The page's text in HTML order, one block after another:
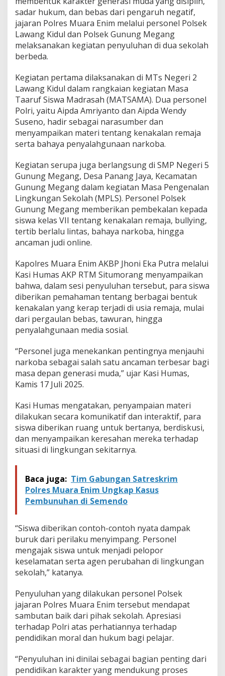
c
a
r
k
a
n
y
u
l
u
h
a
n
e
n
a
k
a
l
a
R
a
j
a
sadar hukum, dan bebas dari pengaruh negatif,
jajaran Polres Muara Enim melalui personel Polsek
Lawang Kidul dan Polsek Gunung Megang
melaksanakan kegiatan penyuluhan di dua sekolah
berbeda.
Kegiatan pertama dilaksanakan di MTs Negeri 2
Lawang Kidul dalam rangkaian kegiatan Masa
Taaruf Siswa Madrasah (MATSAMA). Dua personel
Polri, yaitu Aipda Amriyanto dan Aipda Wendy
Suseno, hadir sebagai narasumber dan
menyampaikan materi tentang kenakalan remaja
serta bahaya penyalahgunaan narkoba.
Kegiatan serupa juga berlangsung di SMP Negeri 5
Gunung Megang, Desa Panang Jaya, Kecamatan
Gunung Megang dalam kegiatan Masa Pengenalan
Lingkungan Sekolah (MPLS). Personel Polsek
Gunung Megang memberikan pembekalan kepada
siswa kelas VII tentang kenakalan remaja, bullying,
tertib berlalu lintas, bahaya narkoba, hingga
ancaman judi online.
Kapolres Muara Enim AKBP Jhoni Eka Putra melalui
Kasi Humas AKP RTM Situmorang menyampaikan
bahwa, dalam sesi penyuluhan tersebut, para siswa
diberikan pemahaman tentang berbagai bentuk
kenakalan yang kerap terjadi di usia remaja, mulai
dari pergaulan bebas, tawuran, hingga
penyalahgunaan media sosial.
“Personel juga menekankan pentingnya menjauhi
narkoba sebagai salah satu ancaman terbesar bagi
masa depan generasi muda,” ujar Kasi Humas,
Kamis 17 Juli 2025.
Kasi Humas mengatakan, penyampaian materi
dilakukan secara komunikatif dan interaktif, para
siswa diberikan ruang untuk bertanya, berdiskusi,
dan menyampaikan keresahan mereka terhadap
situasi di lingkungan sekitarnya.
Baca juga: Tim Gabungan Satreskrim
Polres Muara Enim Ungkap Kasus
Pembunuhan di Semendo
“Siswa diberikan contoh-contoh nyata dampak
buruk dari perilaku menyimpang. Personel
mengajak siswa untuk menjadi pelopor
keselamatan serta agen perubahan di lingkungan
sekolah,” katanya.
Penyuluhan yang dilakukan personel Polsek
jajaran Polres Muara Enim tersebut mendapat
sambutan baik dari pihak sekolah. Apresiasi
terhadap Polri atas perhatiannya terhadap
pendidikan moral dan hukum bagi pelajar.
“Penyuluhan ini dinilai sebagai bagian penting dari
pendidikan karakter yang mendukung proses